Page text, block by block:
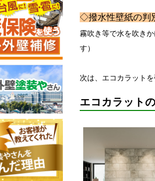
◇撥水性壁紙の判
霧吹き等で水を吹き
す）
次は、エコカラット
エコカラット